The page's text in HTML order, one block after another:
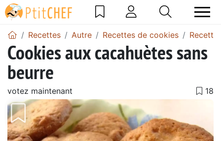
Recettes Autre Recettes de cookies
Cookies aux cacahuètes sans
beurre
votez maintenant